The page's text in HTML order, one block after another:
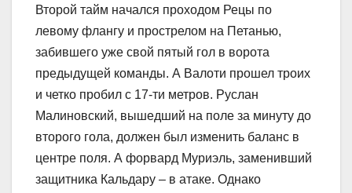
Второй тайм начался проходом Рецы по
левому флангу и прострелом на Петанью,
забившего уже свой пятый гол в ворота
предыдущей команды. А Валоти прошел троих
и четко пробил с 17-ти метров. Руслан
Малиновский, вышедший на поле за минуту до
второго гола, должен был изменить баланс в
центре поля. А форвард Муриэль, заменивший
защитника Кальдару – в атаке. Однако